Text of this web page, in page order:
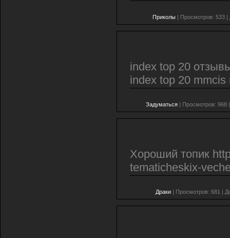
Приколы | Просмотров: 533
index top 20
index top 20
Задуматься| Просмотров: 968
Хороший топик
tematicheskix-
Драки | Просмотров: 681 |